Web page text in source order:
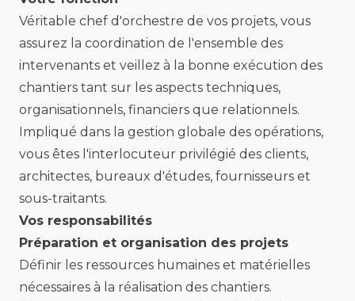
Véritable chef d'orchestre de vos projets, vous
assurez la coordination de l'ensemble des
intervenants et veillez à la bonne exécution des
chantiers tant sur les aspects techniques,
organisationnels, financiers que relationnels.
Impliqué dans la gestion globale des opérations,
vous êtes l'interlocuteur privilégié des clients,
architectes, bureaux d'études, fournisseurs et
sous-traitants.
Vos responsabilités
Préparation et organisation des projets
Définir les ressources humaines et matérielles
nécessaires à la réalisation des chantiers.